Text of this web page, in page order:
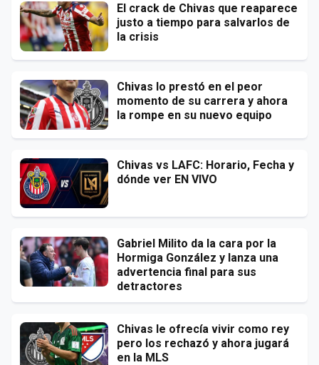
El crack de Chivas que reaparece
justo a tiempo para salvarlos de
la crisis
Chivas lo prestó en el peor
momento de su carrera y ahora
la rompe en su nuevo equipo
Chivas vs LAFC: Horario, Fecha y
dónde ver EN VIVO
Gabriel Milito da la cara por la
Hormiga González y lanza una
advertencia final para sus
detractores
Chivas le ofrecía vivir como rey
pero los rechazó y ahora jugará
en la MLS